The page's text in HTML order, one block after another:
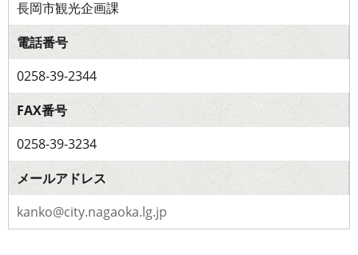
長岡市観光企画課
電話番号
0258-39-2344
FAX番号
0258-39-3234
メールアドレス
kanko@city.nagaoka.lg.jp